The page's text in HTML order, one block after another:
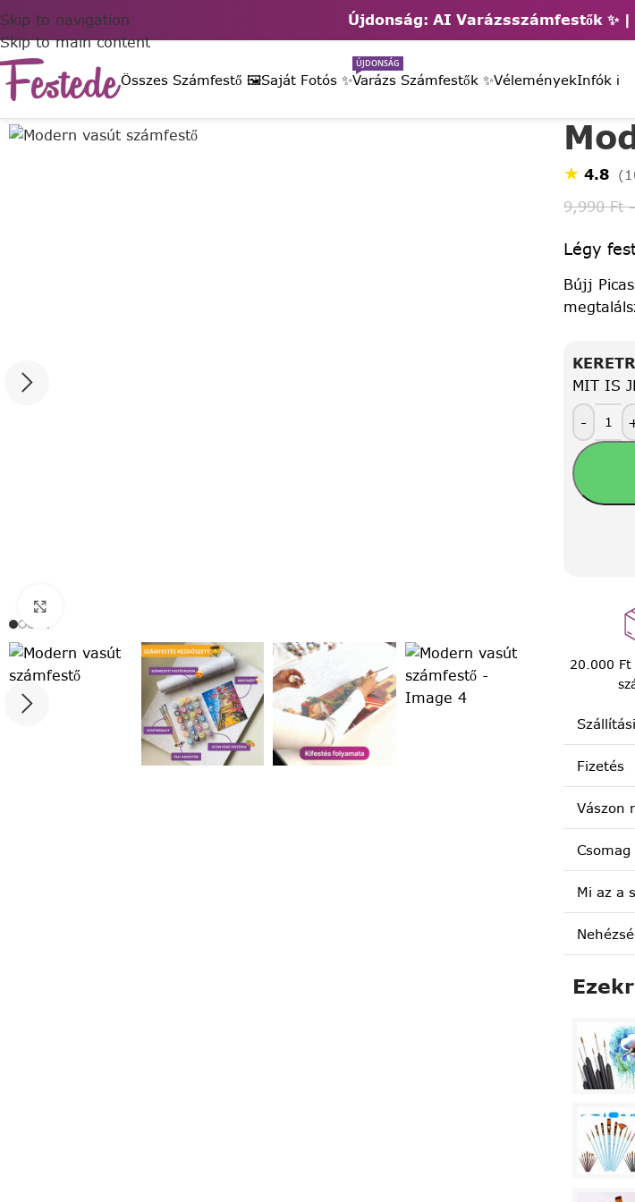
Újdonság: AI Varázsszámfestők ✨ |
Skip to navigation
Skip to main content
Összes Számfestő 🖼️Saját Fotós ✨Varázs Számfestők ✨
ÚJDONSÁG
VéleményekInfók ℹ️
★ 4.8
9,990Ft
Légy
Bújj
MIT IS
-
20.000
Fizetés
Vászon
Mi az a